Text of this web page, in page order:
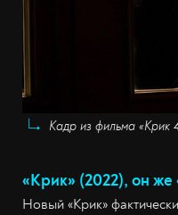
Кадр из фильма «Крик
«Крик» (2022), он же
Новый «Крик»